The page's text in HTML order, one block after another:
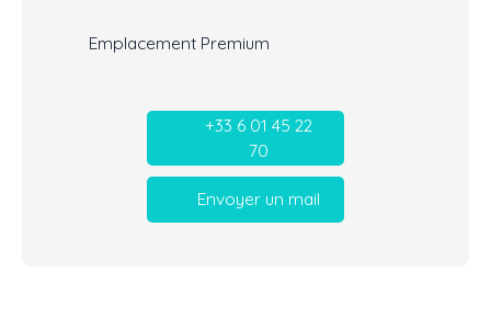
Emplacement Premium
+33 6 01 45 22
70
Envoyer un mail